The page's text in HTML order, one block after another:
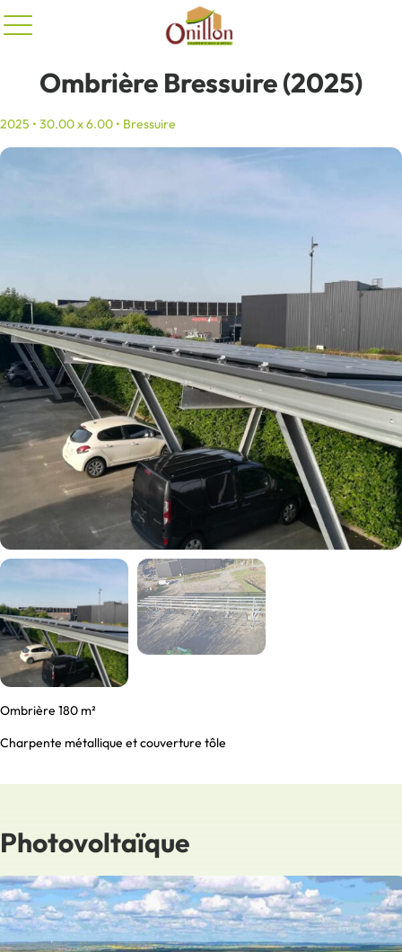
Ombrière Bressuire (2025)
2025 • 30.00 x 6.00 • Bressuire
Ombrière 180 m²
Charpente métallique et couverture tôle
Photovoltaïque